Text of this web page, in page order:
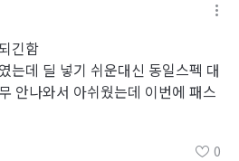
긴함
는데 딜 넣기 쉬운대신 동일스펙 대
안나와서 아쉬웠는데 이번에 패스
0